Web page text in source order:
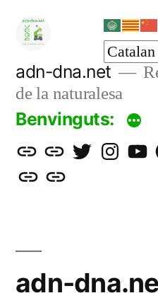
contingut
adn-dna.net
de la naturalesa
Benvinguts:
Aula
virtual
Blog
adn-
Twitter
epia Rellotge
adn-